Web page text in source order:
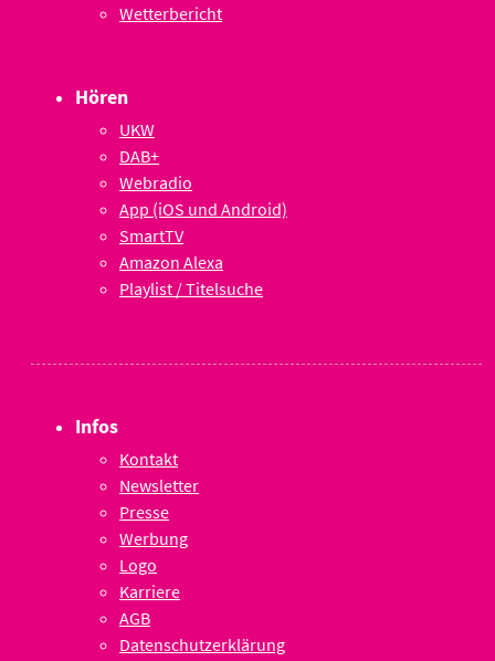
Wetterbericht
Hören
UKW
DAB+
Webradio
App (iOS und Android)
SmartTV
Amazon Alexa
Playlist / Titelsuche
Infos
Kontakt
Newsletter
Presse
Werbung
Logo
Karriere
AGB
Datenschutzerklärung